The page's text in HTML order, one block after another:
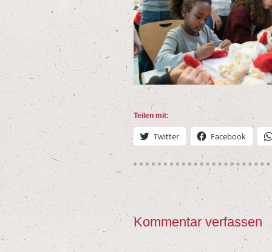
Tei­len mit:
Twit­ter Face­book
Kommentar verfassen